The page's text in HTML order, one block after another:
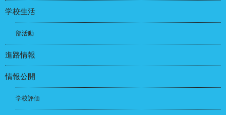
学校生活
部活動
進路情報
情報公開
学校評価